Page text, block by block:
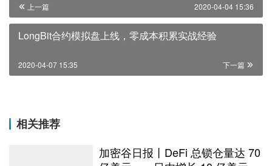
上一篇 2020-04-04 15:36
LongBit合约模拟盘上线，零成本积累实战经验
下一篇
2020-04-07 15:35
相关推荐
加密谷日报丨DeFi 总锁仓量达 70